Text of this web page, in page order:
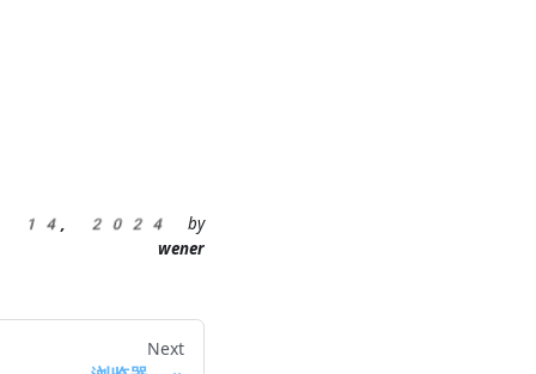
14, 2024
by
wener
Next